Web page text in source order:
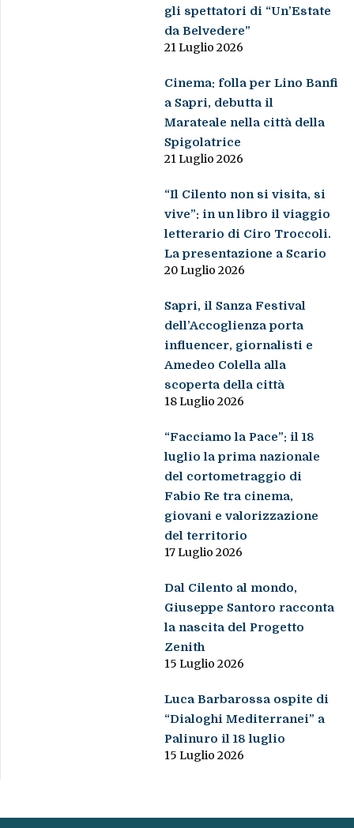
gli spettatori di “Un’Estate
da Belvedere”
21 Luglio 2026
Cinema: folla per Lino Banfi
a Sapri, debutta il
Marateale nella città della
Spigolatrice
21 Luglio 2026
“Il Cilento non si visita, si
vive”: in un libro il viaggio
letterario di Ciro Troccoli.
La presentazione a Scario
20 Luglio 2026
Sapri, il Sanza Festival
dell’Accoglienza porta
influencer, giornalisti e
Amedeo Colella alla
scoperta della città
18 Luglio 2026
“Facciamo la Pace”: il 18
luglio la prima nazionale
del cortometraggio di
Fabio Re tra cinema,
giovani e valorizzazione
del territorio
17 Luglio 2026
Dal Cilento al mondo,
Giuseppe Santoro racconta
la nascita del Progetto
Zenith
15 Luglio 2026
Luca Barbarossa ospite di
“Dialoghi Mediterranei” a
Palinuro il 18 luglio
15 Luglio 2026